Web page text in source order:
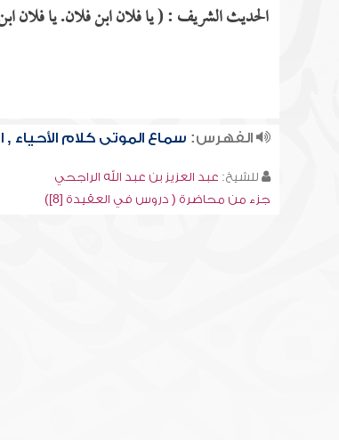
الحديث الشريف : ( يا فلان ابن فلان. يا فلان
الفهرس: سماع الموتى كلام الأحياء ,
للشيخ: عبد العزيز بن عبد الله الراجحي
جزء من محاضرة ( دروس في العقيدة [8])